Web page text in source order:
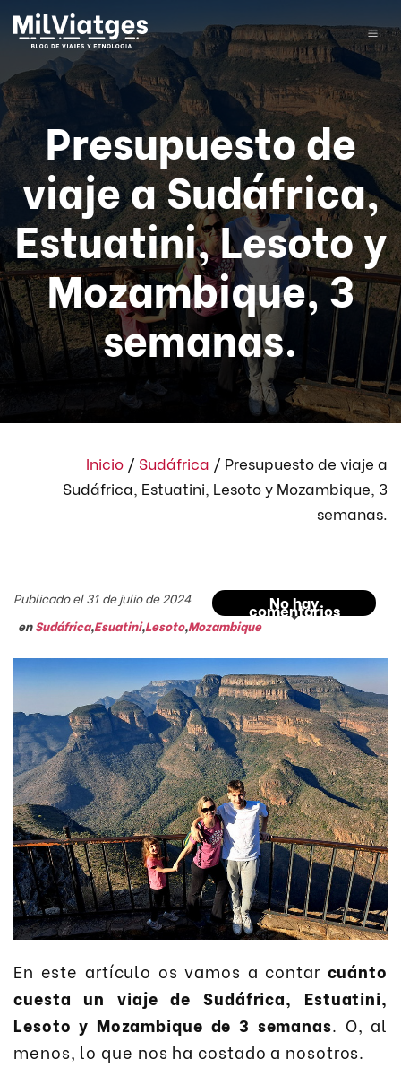
Presupuesto de
viaje a Sudáfrica,
Estuatini, Lesoto y
Mozambique, 3
semanas.
Inicio / Sudáfrica / Presupuesto de viaje a
Sudáfrica, Estuatini, Lesoto y Mozambique, 3
semanas.
No hay
comentarios
Publicado el 31 de julio de 2024
enSudáfrica,Esuatini,Lesoto,Mozambique
En este artículo os vamos a contar cuánto
cuesta un viaje de Sudáfrica, Estuatini,
Lesoto y Mozambique de 3 semanas. O, al
menos, lo que nos ha costado a nosotros.